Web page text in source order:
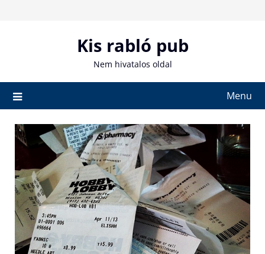
Kis rabló pub
Nem hivatalos oldal
Menu